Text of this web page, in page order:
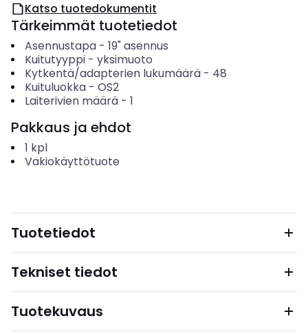
Katso tuotedokumentit
Tärkeimmät tuotetiedot
Asennustapa- 19" asennus
Kuitutyyppi- yksimuoto
Kytkentä/adapterien lukumäärä- 48
Kuituluokka- OS2
Laiterivien määrä- 1
Pakkaus ja ehdot
1 kpl
Vakiokäyttötuote
Tuotetiedot
Tekniset tiedot
Tuotekuvaus